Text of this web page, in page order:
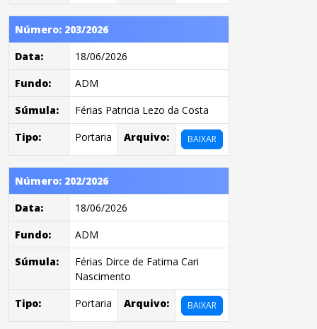
Número: 203/2026
Data:
18/06/2026
Fundo:
ADM
Súmula:
Férias Patricia Lezo da Costa
Tipo:
Portaria Arquivo: BAIXAR
Número: 202/2026
Data:
18/06/2026
Fundo:
ADM
Súmula:
Férias Dirce de Fatima Cari
Nascimento
Tipo:
Portaria Arquivo: BAIXAR